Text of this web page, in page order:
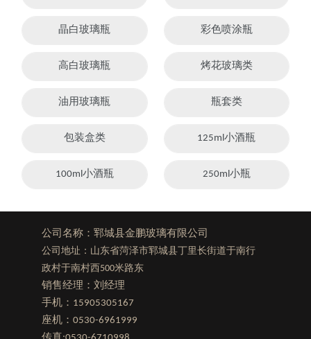
晶白玻璃瓶 彩色喷涂瓶
高白玻璃瓶 烤花玻璃类
油用玻璃瓶 瓶套类
包装盒类 125ml小酒瓶
100ml小酒瓶 250ml小瓶
公司名称：郓城县金鹏玻璃有限公司
公司地址：山东省菏泽市郓城县丁里长街道于南行
政村于南村西500米路东
销售经理：刘经理
手机： 15905305167
座机： 0530-6961999